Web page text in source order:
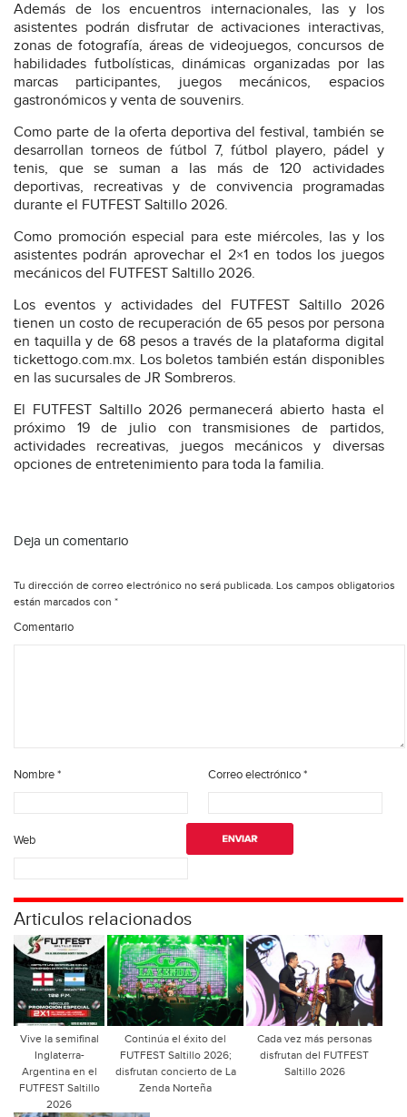
Además de los encuentros internacionales, las y los
asistentes podrán disfrutar de activaciones interactivas,
zonas de fotografía, áreas de videojuegos, concursos de
habilidades futbolísticas, dinámicas organizadas por las
marcas participantes, juegos mecánicos, espacios
gastronómicos y venta de souvenirs.
Como parte de la oferta deportiva del festival, también se
desarrollan torneos de fútbol 7, fútbol playero, pádel y
tenis, que se suman a las más de 120 actividades
deportivas, recreativas y de convivencia programadas
durante el FUTFEST Saltillo 2026.
Como promoción especial para este miércoles, las y los
asistentes podrán aprovechar el 2×1 en todos los juegos
mecánicos del FUTFEST Saltillo 2026.
Los eventos y actividades del FUTFEST Saltillo 2026
tienen un costo de recuperación de 65 pesos por persona
en taquilla y de 68 pesos a través de la plataforma digital
tickettogo.com.mx. Los boletos también están disponibles
en las sucursales de JR Sombreros.
El FUTFEST Saltillo 2026 permanecerá abierto hasta el
próximo 19 de julio con transmisiones de partidos,
actividades recreativas, juegos mecánicos y diversas
opciones de entretenimiento para toda la familia.
Deja un comentario
Tu dirección de correo electrónico no será publicada. Los campos obligatorios
están marcados con *
Comentario
Nombre* Correo electrónico*
Web
Articulos relacionados
Vive la semifinal
Inglaterra-
Argentina en el
FUTFEST Saltillo
2026
Continúa el éxito del
FUTFEST Saltillo 2026;
disfrutan concierto de La
Zenda Norteña
Cada vez más personas
disfrutan del FUTFEST
Saltillo 2026